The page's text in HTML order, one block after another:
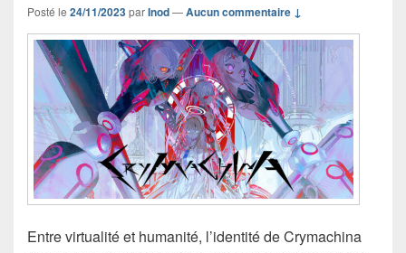
Posté le 24/11/2023parInod—Aucun commentaire ↓
Entre virtualité et humanité, l’identité de Crymachina